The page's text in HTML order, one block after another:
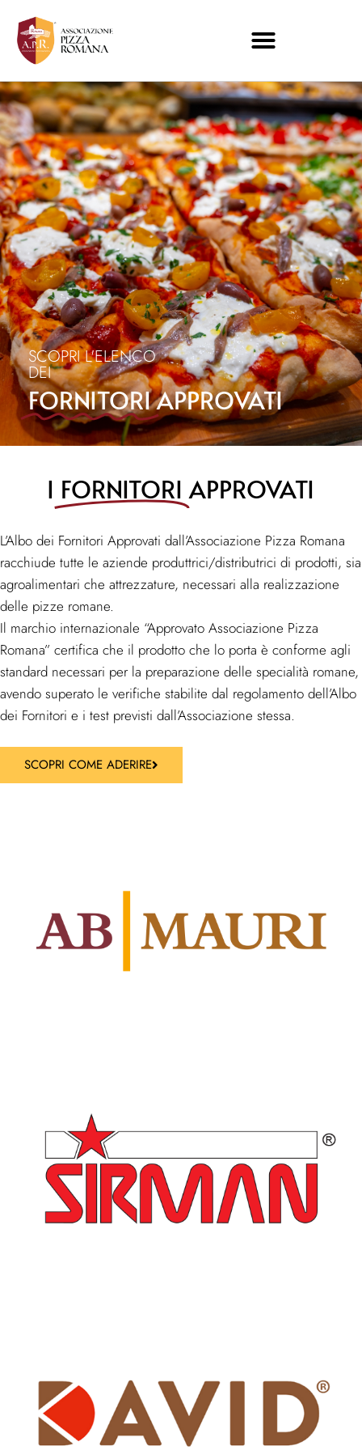
SCOPRI L'ELENCO
DEI
FORNITORIAPPROVATI
I FORNITORI APPROVATI
L’Albo dei Fornitori Approvati dall’Associazione Pizza Romana
racchiude tutte le aziende produttrici/distributrici di prodotti, sia
agroalimentari che attrezzature, necessari alla realizzazione
delle pizze romane.
Il marchio internazionale “Approvato Associazione Pizza
Romana” certifica che il prodotto che lo porta è conforme agli
standard necessari per la preparazione delle specialità romane,
avendo superato le verifiche stabilite dal regolamento dell’Albo
dei Fornitori e i test previsti dall’Associazione stessa.
SCOPRI COME ADERIRE